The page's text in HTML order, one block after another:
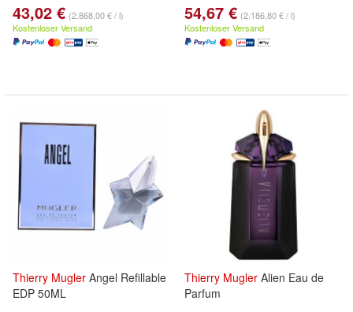
43,02 € (2.868,00 € / l)
Kostenloser Versand
54,67 € (2.186,80 € / l)
Kostenloser Versand
Thierry Mugler Angel Refillable
EDP 50ML
Thierry Mugler Alien Eau de
Parfum